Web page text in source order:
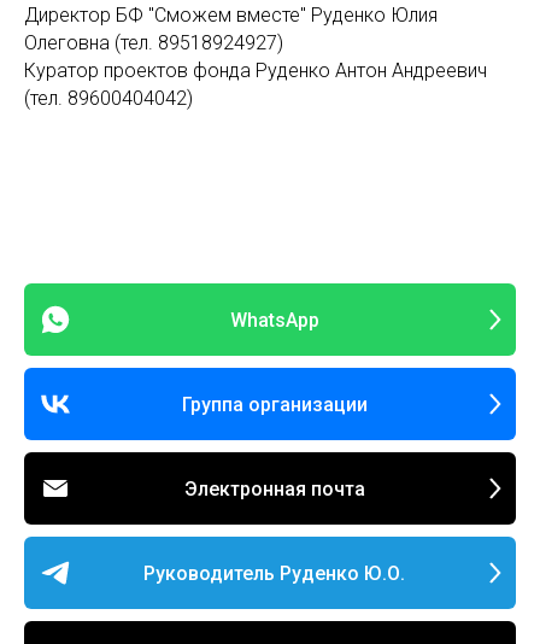
Директор БФ "Сможем вместе" Руденко Юлия
Олеговна (тел. 89518924927)
Куратор проектов фонда Руденко Антон Андреевич
(тел. 89600404042)
WhatsApp
Группа организации
Электронная почта
Руководитель Руденко Ю.О.